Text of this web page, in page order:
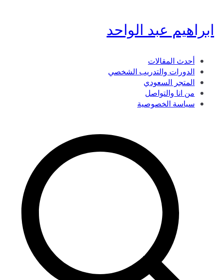
تخطى
إلى
ابراهيم عبد الواحد
أحدث المقالات
الدورات والتدريب الشخصي
المتجر السعودي
من انا والتواصل
سياسة الخصوصية